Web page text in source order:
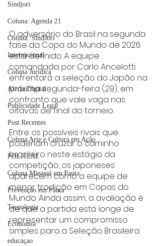
Sindjori
Coluna: Agenda 21
Coluna: SindJori
Internacional
Coluna Jurídica
Alerta Digital
Publicidade Legal
Post Recentes
Coluna Arte e Cultura em Ação
POLICIAL
Coluna Minasul em Pauta
Prevenção em Pauta
Tecnologia
Economia
educaçao
O adversário do Brasil na segunda
fase da Copa do Mundo de 2026
está definido. A equipe
comandada por Carlo Ancelotti
enfrentará a seleção do Japão na
próxima segunda-feira (29), em
confronto que vale vaga nas
oitavas de final do torneio.
Entre os possíveis rivais que
poderiam cruzar o caminho
brasileiro neste estágio da
competição, os japoneses
aparecem como a equipe de
menor tradição em Copas do
Mundo. Ainda assim, a avaliação é
de que a partida está longe de
representar um compromisso
simples para a Seleção Brasileira.